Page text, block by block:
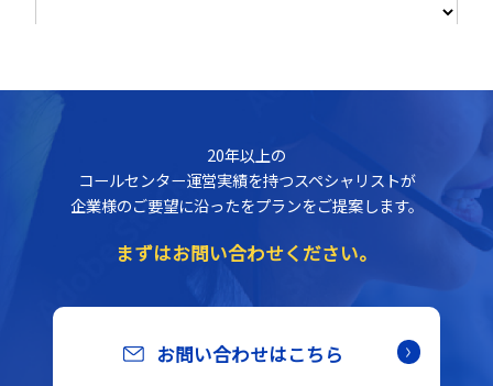
20年以上の
コールセンター運営実績を持つスペシャリストが
企業様のご要望に沿ったをプランをご提案します。
まずはお問い合わせください。
お問い合わせはこちら